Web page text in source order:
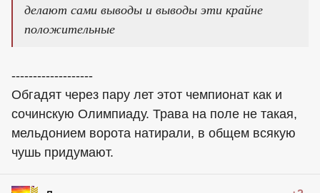
делают сами выводы и выводы эти крайне
положительные
-------------------
Обгадят через пару лет этот чемпионат как и
сочинскую Олимпиаду. Трава на поле не такая,
мельдонием ворота натирали, в общем всякую
чушь придумают.